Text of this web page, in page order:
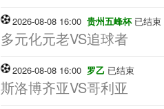
2026-08-08 16:00 贵州五峰杯已结束
多元化元老VS追球者
2026-08-08 16:00 罗乙 已结束
斯洛博齐亚VS哥利亚